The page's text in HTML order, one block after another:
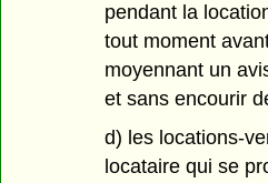
pendant la
tout moment
moyennant un
et sans encourir
d) les locations-
locataire qui se